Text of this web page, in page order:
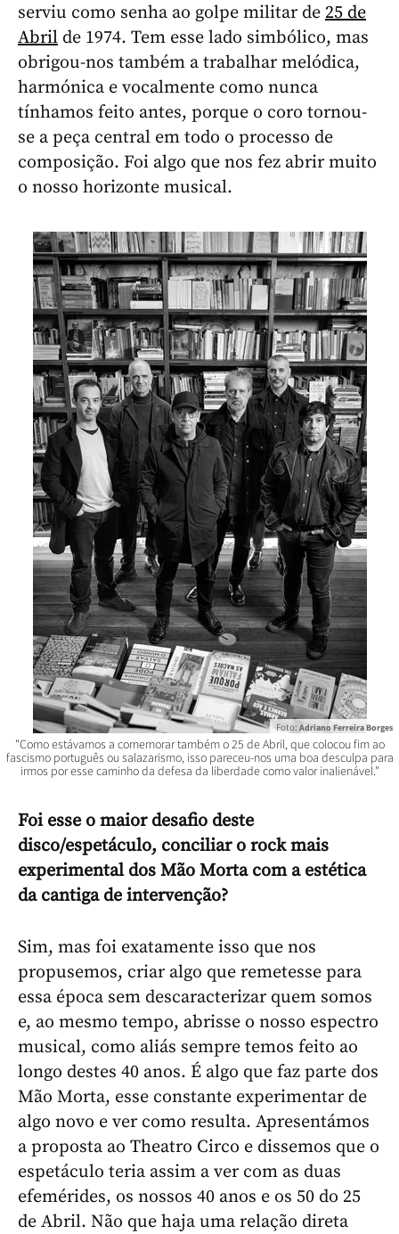
serviu como senha ao golpe militar de 25 de
Abril de 1974. Tem esse lado simbólico, mas
obrigou-nos também a trabalhar melódica,
harmónica e vocalmente como nunca
tínhamos feito antes, porque o coro tornou-
se a peça central em todo o processo de
composição. Foi algo que nos fez abrir muito
o nosso horizonte musical.
"Como estávamos a comemorar também o 25 de Abril, que colocou fim ao
fascismo português ou salazarismo, isso pareceu-nos uma boa desculpa para
irmos por esse caminho da defesa da liberdade como valor inalienável."
Foto: Adriano Ferreira Borges
Foi esse o maior desafio deste
disco/espetáculo, conciliar o rock mais
experimental dos Mão Morta com a estética
da cantiga de intervenção?
Sim, mas foi exatamente isso que nos
propusemos, criar algo que remetesse para
essa época sem descaracterizar quem somos
e, ao mesmo tempo, abrisse o nosso espectro
musical, como aliás sempre temos feito ao
longo destes 40 anos. É algo que faz parte dos
Mão Morta, esse constante experimentar de
algo novo e ver como resulta. Apresentámos
a proposta ao Theatro Circo e dissemos que o
espetáculo teria assim a ver com as duas
efemérides, os nossos 40 anos e os 50 do 25
de Abril. Não que haja uma relação direta